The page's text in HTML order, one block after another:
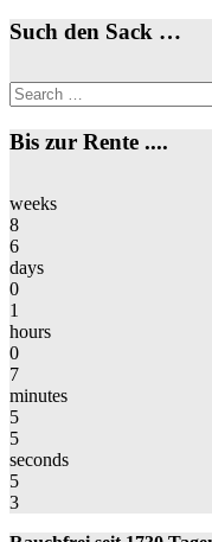
Such den Sack …
Search
for:
Bis zur Rente ....
weeks
8
6
days
0
1
hours
0
7
minutes
5
5
seconds
5
3